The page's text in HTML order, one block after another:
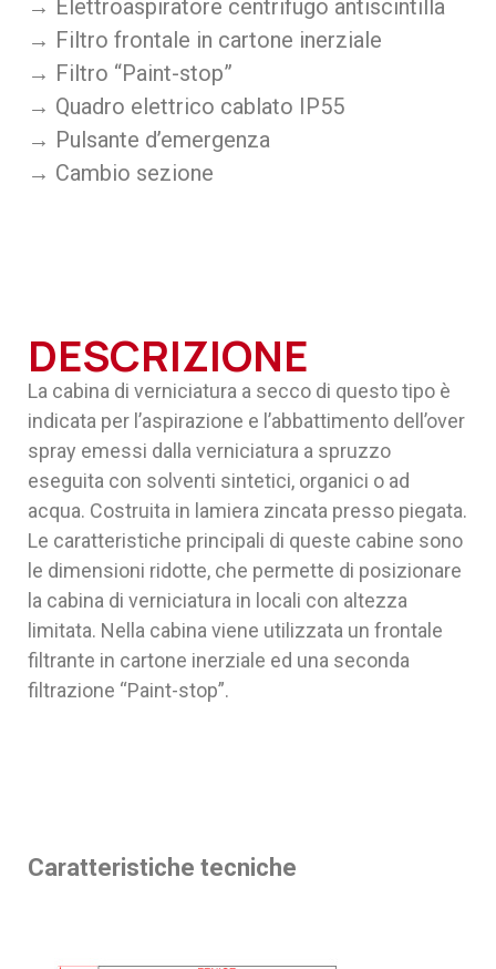
→ Elettroaspiratore centrifugo antiscintilla
→ Filtro frontale in cartone inerziale
→ Filtro “Paint-stop”
→ Quadro elettrico cablato IP55
→ Pulsante d’emergenza
→ Cambio sezione
DESCRIZIONE
La cabina di verniciatura a secco di questo tipo è
indicata per l’aspirazione e l’abbattimento dell’over
spray emessi dalla verniciatura a spruzzo
eseguita con solventi sintetici, organici o ad
acqua. Costruita in lamiera zincata presso piegata.
Le caratteristiche principali di queste cabine sono
le dimensioni ridotte, che permette di posizionare
la cabina di verniciatura in locali con altezza
limitata. Nella cabina viene utilizzata un frontale
filtrante in cartone inerziale ed una seconda
filtrazione “Paint-stop”.
Caratteristiche tecniche